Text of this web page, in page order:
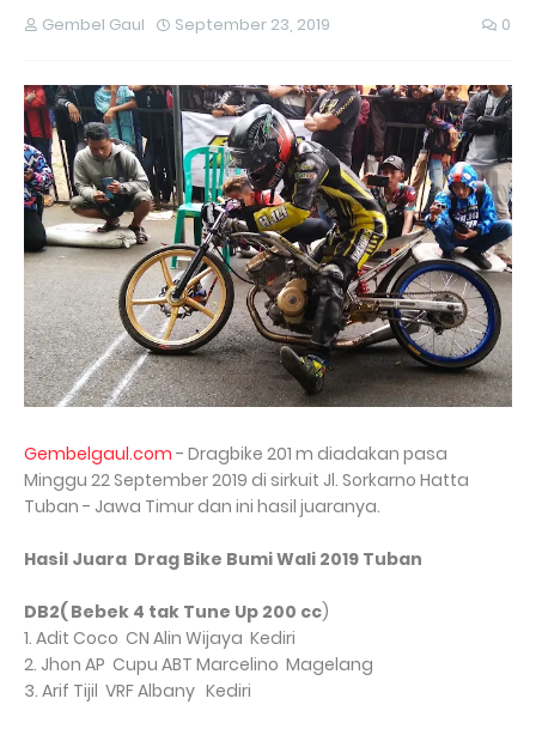
Gembel Gaul September 23, 2019 0
Gembelgaul.com - Dragbike 201 m diadakan pasa
Minggu 22 September 2019 di sirkuit Jl. Sorkarno Hatta
Tuban - Jawa Timur dan ini hasil juaranya.
Hasil Juara Drag Bike Bumi Wali 2019 Tuban
DB2( Bebek 4 tak Tune Up 200 cc)
1. Adit Coco CN Alin Wijaya Kediri
2. Jhon AP Cupu ABT Marcelino Magelang
3. Arif Tijil VRF Albany Kediri